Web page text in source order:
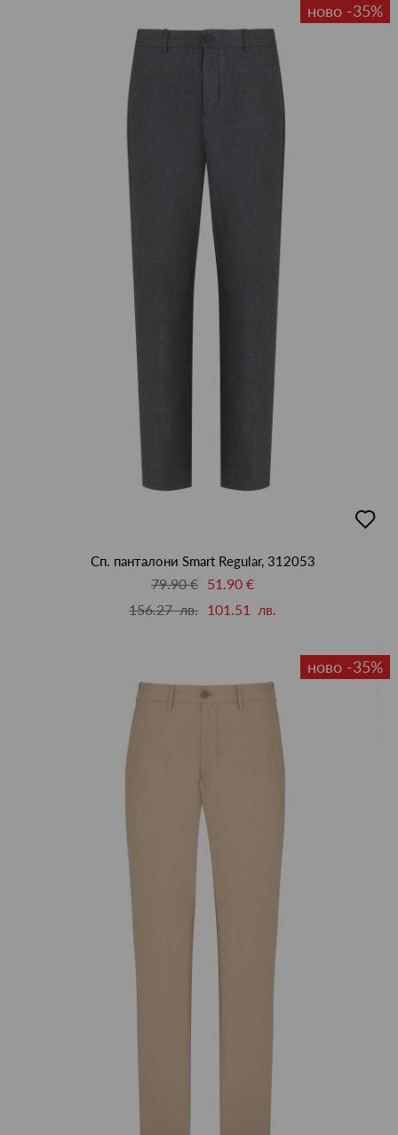
ново -35%
в
Сп. панталони Smart Regular, 312053
79.90 € 51.90 €
156.27 лв. 101.51 лв.
ново -35%